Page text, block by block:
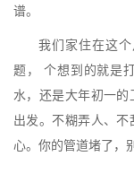
谱。
我们家住在这
题， 个想到的就是
水，还是大年初一
出发。不糊弄人、
心。你的管道堵了，